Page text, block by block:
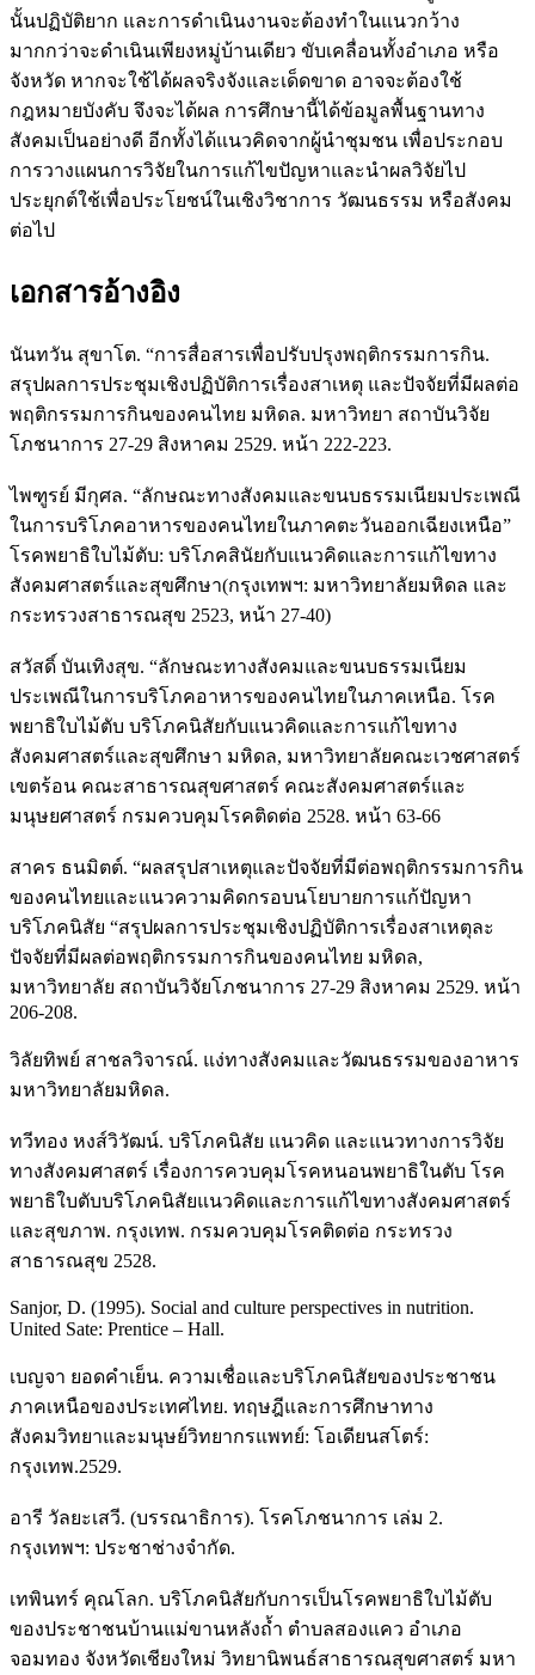
นั้นปฏิบัติยาก และการดำเนินงานจะต้องทำในแนวกว้าง
มากกว่าจะดำเนินเพียงหมู่บ้านเดียว ขับเคลื่อนทั้งอำเภอ หรือ
จังหวัด หากจะใช้ได้ผลจริงจังและเด็ดขาด อาจจะต้องใช้
กฎหมายบังคับ จึงจะได้ผล การศึกษานี้ได้ข้อมูลพื้นฐานทาง
สังคมเป็นอย่างดี อีกทั้งได้แนวคิดจากผู้นำชุมชน เพื่อประกอบ
การวางแผนการวิจัยในการแก้ไขปัญหาและนำผลวิจัยไป
ประยุกต์ใช้เพื่อประโยชน์ในเชิงวิชาการ วัฒนธรรม หรือสังคม
ต่อไป
เอกสารอ้างอิง
นันทวัน สุขาโต. “การสื่อสารเพื่อปรับปรุงพฤติกรรมการกิน.
สรุปผลการประชุมเชิงปฏิบัติการเรื่องสาเหตุ และปัจจัยที่มีผลต่อ
พฤติกรรมการกินของคนไทย มหิดล. มหาวิทยา สถาบันวิจัย
โภชนาการ 27-29 สิงหาคม 2529. หน้า 222-223.
ไพฑูรย์ มีกุศล. “ลักษณะทางสังคมและขนบธรรมเนียมประเพณี
ในการบริโภคอาหารของคนไทยในภาคตะวันออกเฉียงเหนือ”
โรคพยาธิใบไม้ตับ: บริโภคสินัยกับแนวคิดและการแก้ไขทาง
สังคมศาสตร์และสุขศึกษา(กรุงเทพฯ: มหาวิทยาลัยมหิดล และ
กระทรวงสาธารณสุข 2523, หน้า 27-40)
สวัสดิ์ บันเทิงสุข. “ลักษณะทางสังคมและขนบธรรมเนียม
ประเพณีในการบริโภคอาหารของคนไทยในภาคเหนือ. โรค
พยาธิใบไม้ตับ บริโภคนิสัยกับแนวคิดและการแก้ไขทาง
สังคมศาสตร์และสุขศึกษา มหิดล, มหาวิทยาลัยคณะเวชศาสตร์
เขตร้อน คณะสาธารณสุขศาสตร์ คณะสังคมศาสตร์และ
มนุษยศาสตร์ กรมควบคุมโรคติดต่อ 2528. หน้า 63-66
สาคร ธนมิตต์. “ผลสรุปสาเหตุและปัจจัยที่มีต่อพฤติกรรมการกิน
ของคนไทยและแนวความคิดกรอบนโยบายการแก้ปัญหา
บริโภคนิสัย “สรุปผลการประชุมเชิงปฏิบัติการเรื่องสาเหตุละ
ปัจจัยที่มีผลต่อพฤติกรรมการกินของคนไทย มหิดล,
มหาวิทยาลัย สถาบันวิจัยโภชนาการ 27-29 สิงหาคม 2529. หน้า
206-208.
วิลัยทิพย์ สาชลวิจารณ์. แง่ทางสังคมและวัฒนธรรมของอาหาร
มหาวิทยาลัยมหิดล.
ทวีทอง หงส์วิวัฒน์. บริโภคนิสัย แนวคิด และแนวทางการวิจัย
ทางสังคมศาสตร์ เรื่องการควบคุมโรคหนอนพยาธิในตับ โรค
พยาธิใบตับบริโภคนิสัยแนวคิดและการแก้ไขทางสังคมศาสตร์
และสุขภาพ. กรุงเทพ. กรมควบคุมโรคติดต่อ กระทรวง
สาธารณสุข 2528.
Sanjor, D. (1995). Social and culture perspectives in nutrition.
United Sate: Prentice – Hall.
เบญจา ยอดคำเย็น. ความเชื่อและบริโภคนิสัยของประชาชน
ภาคเหนือของประเทศไทย. ทฤษฎีและการศึกษาทาง
สังคมวิทยาและมนุษย์วิทยากรแพทย์: โอเดียนสโตร์:
กรุงเทพ.2529.
อารี วัลยะเสวี. (บรรณาธิการ). โรคโภชนาการ เล่ม 2.
กรุงเทพฯ: ประชาช่างจำกัด.
เทพินทร์ คุณโลก. บริโภคนิสัยกับการเป็นโรคพยาธิใบไม้ตับ
ของประชาชนบ้านแม่ขานหลังถ้ำ ตำบลสองแคว อำเภอ
จอมทอง จังหวัดเชียงใหม่ วิทยานิพนธ์สาธารณสุขศาสตร์ มหา